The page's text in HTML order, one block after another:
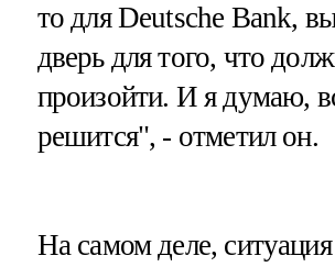
то для Deutsche Bank,
дверь для того, что
произойти. И я думаю,
решится", - отметил он.
На самом деле,